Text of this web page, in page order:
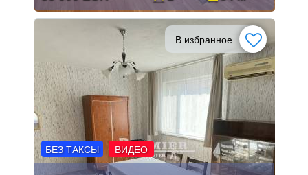
В избранное
БЕЗ ТАКСЫ ВИДЕО